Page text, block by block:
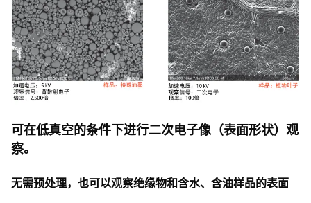
可在低真空的条件下进行二次电子像（表面形状）观
察。
无需预处理，也可以观察绝缘物和含水、含油样品的表面